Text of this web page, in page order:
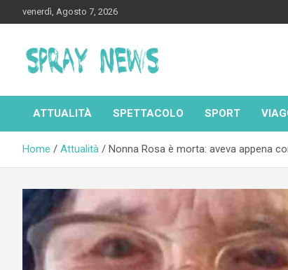
to
venerdì, Agosto 7, 2026
Spraynews.it
ATTUALITÀ SPETTACOLO SPORT
Home Attualità Nonna Rosa è morta: aveva appena